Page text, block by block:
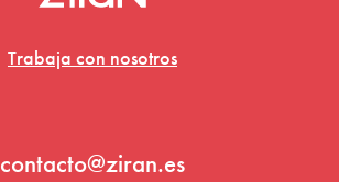
Trabaja con nosotros
contacto@ziran.es